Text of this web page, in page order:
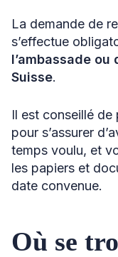
La demande de
s’effectue
l’ambassade
Suisse.
Il est conseillé de
pour s’assurer
temps voulu, et
les papiers et
date convenue.
Où se